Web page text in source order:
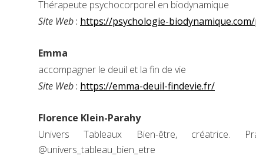
Thérapeute psychocorporel en biodynamique
Site Web: https://psychologie-
Emma
accompagner le deuil et la fin de vie
Site Web: https://emma-deuil-findevie.fr/
Florence Klein-Parahy
Univers Tableaux Bien-être, créatrice.
@univers_tableau_bien_etre